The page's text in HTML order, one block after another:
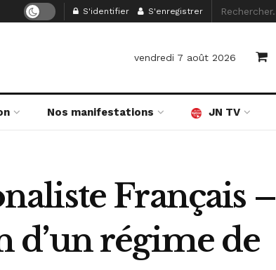
S'identifier S'enregistrer
vendredi 7 août 2026
Nos manifestations JN TV
Français –
d’un régime de